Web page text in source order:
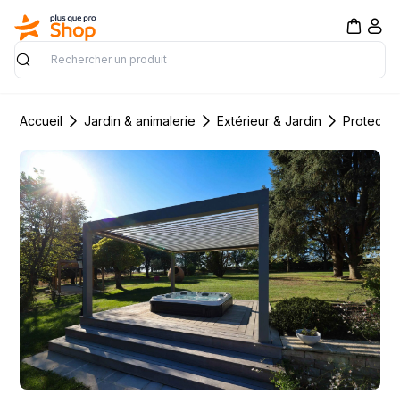
Rechercher
Accueil Jardin & animalerie Extérieur & Jardin